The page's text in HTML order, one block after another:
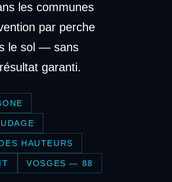
les communes
par perche
le sol — sans
garanti.
HAUTEURS
VOSGES — 88